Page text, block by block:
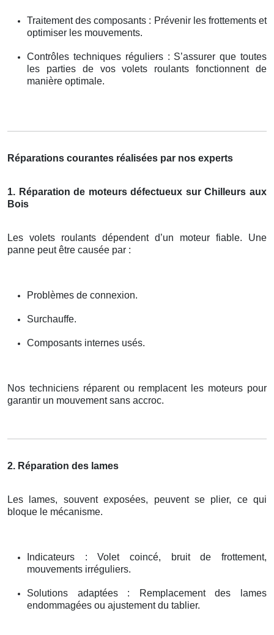
Traitement des composants : Prévenir les frottements et
optimiser les mouvements.
Contrôles techniques réguliers : S’assurer que toutes
les parties de vos volets roulants fonctionnent de
manière optimale.
Réparations courantes réalisées par nos experts
1. Réparation de moteurs défectueux sur Chilleurs aux
Bois
Les volets roulants dépendent d’un moteur fiable. Une
panne peut être causée par :
Problèmes de connexion.
Surchauffe.
Composants internes usés.
Nos techniciens réparent ou remplacent les moteurs pour
garantir un mouvement sans accroc.
2. Réparation des lames
Les lames, souvent exposées, peuvent se plier, ce qui
bloque le mécanisme.
Indicateurs : Volet coincé, bruit de frottement,
mouvements irréguliers.
Solutions adaptées : Remplacement des lames
endommagées ou ajustement du tablier.